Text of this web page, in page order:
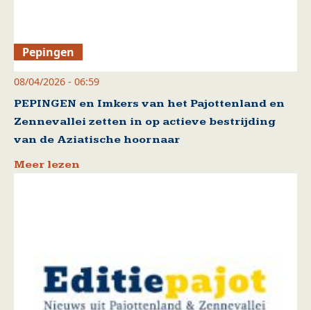
Pepingen
08/04/2026 - 06:59
PEPINGEN en Imkers van het Pajottenland en
Zennevallei zetten in op actieve bestrijding
van de Aziatische hoornaar
Meer lezen